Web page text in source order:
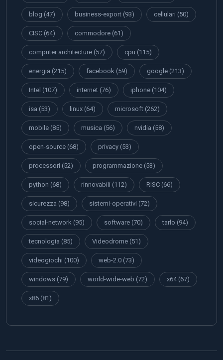
blog (47) business-export (93) cellulari (50)
CISC (64) commodore (61)
computer architecture (57) cpu (115)
energia (215) facebook (59) google (213)
Intel (107) internet (76) iphone (104)
isa (53) linux (64) microsoft (262)
mobile (85) musica (56) nvidia (58)
open-source (68) privacy (53)
processori (52) programmazione (53)
python (68) rinnovabili (112) RISC (66)
sicurezza (98) sistemi-operativi (72)
social-network (95) software (70) tarlo (94)
tecnologia (85) Videodrome (51)
videogiochi (100) web-2.0 (73)
windows (79) world-wide-web (72) x64(67)
x86 (81)